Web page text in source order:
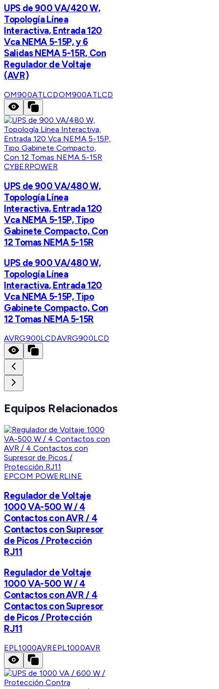
UPS de 900 VA/420 W,
Topología Línea
Interactiva, Entrada 120
Vca NEMA 5-15P, y 6
Salidas NEMA 5-15R, Con
Regulador de Voltaje
(AVR)
OM900ATLCDOM900ATLCD
CYBERPOWER
UPS de 900 VA/480 W,
Topología Línea
Interactiva, Entrada 120
Vca NEMA 5-15P, Tipo
Gabinete Compacto, Con
12 Tomas NEMA 5-15R
UPS de 900 VA/480 W,
Topología Línea
Interactiva, Entrada 120
Vca NEMA 5-15P, Tipo
Gabinete Compacto, Con
12 Tomas NEMA 5-15R
AVRG900LCDAVRG900LCD
Equipos Relacionados
EPCOM POWERLINE
Regulador de Voltaje
1000 VA-500 W / 4
Contactos con AVR / 4
Contactos con Supresor
de Picos / Protección
RJ11
Regulador de Voltaje
1000 VA-500 W / 4
Contactos con AVR / 4
Contactos con Supresor
de Picos / Protección
RJ11
EPL1000AVREPL1000AVR